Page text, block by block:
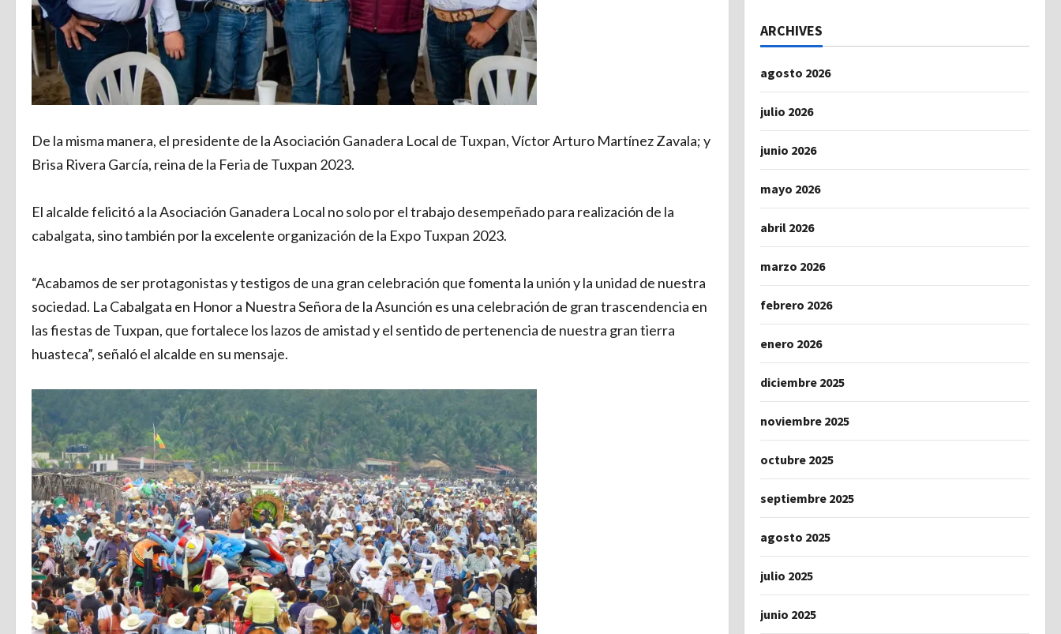
De la misma manera, el presidente de la Asociación Ganadera Local de Tuxpan, Víctor Arturo Martínez Zavala; y
Brisa Rivera García, reina de la Feria de Tuxpan 2023.
El alcalde felicitó a la Asociación Ganadera Local no solo por el trabajo desempeñado para realización de la
cabalgata, sino también por la excelente organización de la Expo Tuxpan 2023.
“Acabamos de ser protagonistas y testigos de una gran celebración que fomenta la unión y la unidad de nuestra
sociedad. La Cabalgata en Honor a Nuestra Señora de la Asunción es una celebración de gran trascendencia en
las fiestas de Tuxpan, que fortalece los lazos de amistad y el sentido de pertenencia de nuestra gran tierra
huasteca”, señaló el alcalde en su mensaje.
ARCHIVES
agosto 2026
julio 2026
junio 2026
mayo 2026
abril 2026
marzo 2026
febrero 2026
enero 2026
diciembre 2025
noviembre 2025
octubre 2025
septiembre 2025
agosto 2025
julio 2025
junio 2025